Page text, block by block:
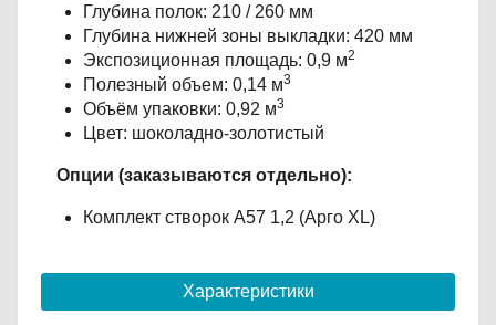
Глубина полок: 210 / 260 мм
Глубина нижней зоны выкладки: 420 мм
Экспозиционная площадь: 0,9 м2
Полезный объем: 0,14 м3
Объём упаковки: 0,92 м3
Цвет: шоколадно-золотистый
Опции (заказываются отдельно):
Комплект створок А57 1,2 (Арго XL)
Характеристики